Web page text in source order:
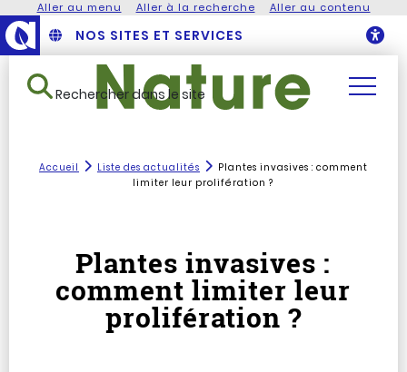
Aller au menu Aller à la recherche Aller au contenu
NOS SITES ET SERVICES
Rechercher dans le site
Accueil Liste des actualités
Plantes invasives : comment
limiter leur prolifération ?
Plantes invasives :
comment limiter leur
prolifération ?